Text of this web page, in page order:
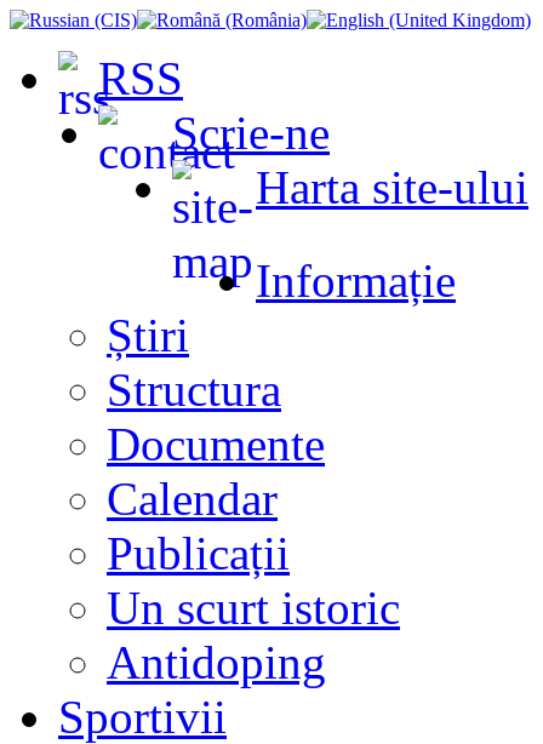
RSS
Scrie-ne
Harta site-ului
Informație
Știri
Structura
Documente
Calendar
Publicații
Un scurt istoric
Antidoping
Sportivii